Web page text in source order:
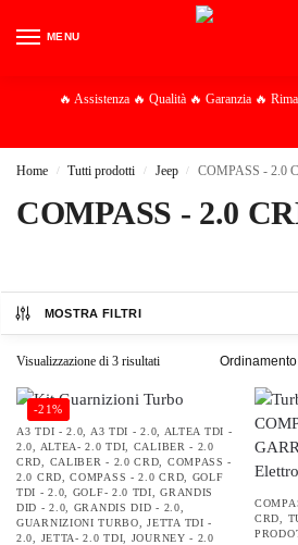
MENU
🔥 Assistenza 🔥 Qualità 🔥 Garanzia 🔥
Home / Tutti prodotti / Jeep / COMPASS - 2.0
COMPASS - 2.0
MOSTRA FILTRI
Visualizzazione di 3 risultati
-21%
A3 TDI - 2.0 A3 TDI - 2.0
ALTEA TDI -
2.0
ALTEA- 2.0 TDI
CALIBER - 2.0
CRD
CALIBER - 2.0 CRD
COMPASS -
2.0 CRD ,COMPASS - 2.0 CRD
GOLF
TDI - 2.0
GOLF- 2.0 TDI ,GRANDIS
DID - 2.0
GRANDIS DID - 2.0
GUARNIZIONI TURBO ,JETTA TDI -
2.0
JETTA- 2.0 TDI
JOURNEY - 2.0
CRD